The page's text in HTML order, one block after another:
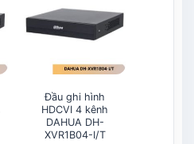
Đầu ghi hình
HDCVI 4 kênh
DAHUA DH-
XVR1B04-I/T